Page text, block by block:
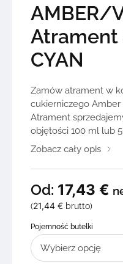
AMBER/
Atrament
CYAN
Zamów atrament w
cukierniczego Amber
Atrament
objętości 100 ml lub
Zobacz cały opis
Od: 17,43 €
(21,44 € brutto)
Pojemność butelki